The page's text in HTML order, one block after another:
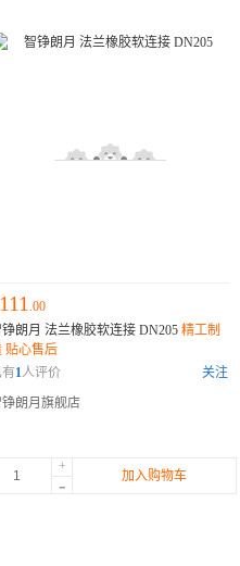
111 .00
朗月 法兰橡胶软连接 DN205 精工制
贴心售后
1人评价
关注
朗月旗舰店
+
- 加入购物车